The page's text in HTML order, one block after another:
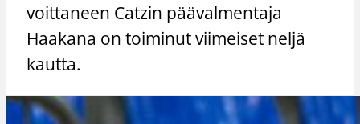
voittaneen Catzin päävalmentaja
Haakana on toiminut viimeiset neljä
kautta.